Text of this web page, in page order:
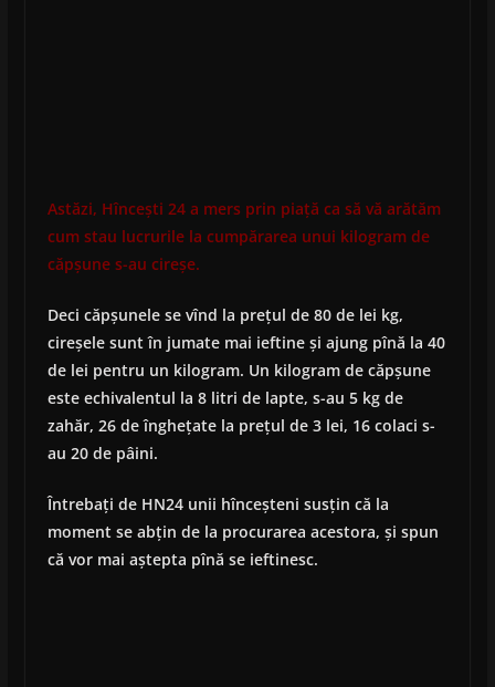
Astăzi, Hîncești 24 a mers prin piață ca să vă arătăm
cum stau lucrurile la cumpărarea unui kilogram de
căpșune s-au cireșe.
Deci căpșunele se vînd la prețul de 80 de lei kg,
cireșele sunt în jumate mai ieftine și ajung pînă la 40
de lei pentru un kilogram. Un kilogram de căpșune
este echivalentul la 8 litri de lapte, s-au 5 kg de
zahăr, 26 de înghețate la prețul de 3 lei, 16 colaci s-
au 20 de pâini.
Întrebați de HN24 unii hînceșteni susțin că la
moment se abțin de la procurarea acestora, și spun
că vor mai aștepta pînă se ieftinesc.